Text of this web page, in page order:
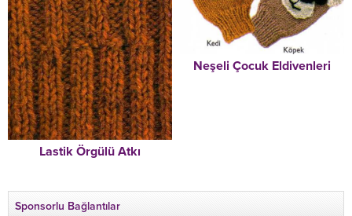
Lastik Örgülü Atkı
Neşeli Çocuk Eldivenleri
Sponsorlu Bağlantılar